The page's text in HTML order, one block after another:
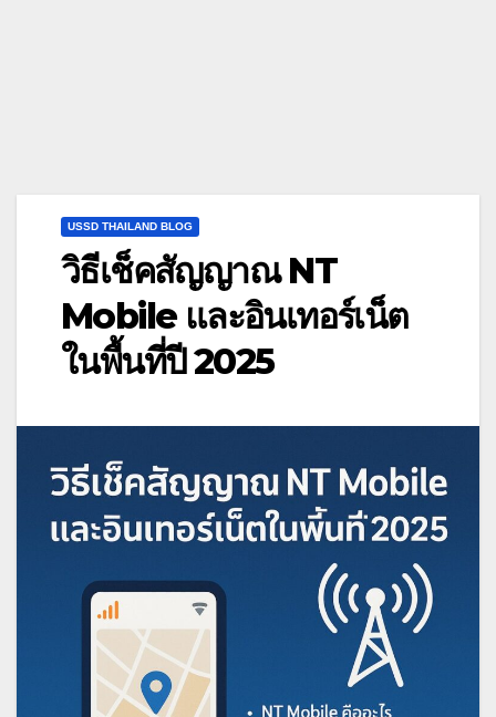
USSD THAILAND BLOG
วิธีเช็คสัญญาณ NT
Mobile และอินเทอร์เน็ต
ในพื้นที่ปี 2025